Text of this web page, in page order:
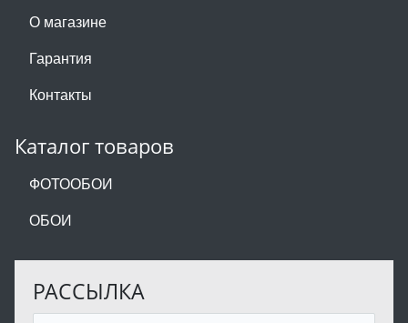
О магазине
Гарантия
Контакты
Каталог товаров
ФОТООБОИ
ОБОИ
РАССЫЛКА